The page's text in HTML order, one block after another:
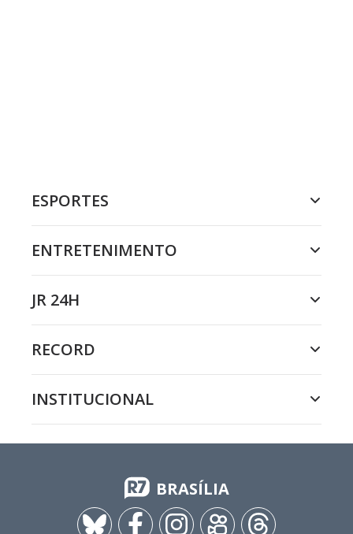
ESPORTES
ENTRETENIMENTO
JR 24H
RECORD
INSTITUCIONAL
BRASÍLIA